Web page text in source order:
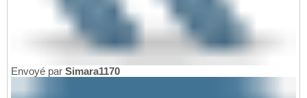
Envoyé par Simara1170